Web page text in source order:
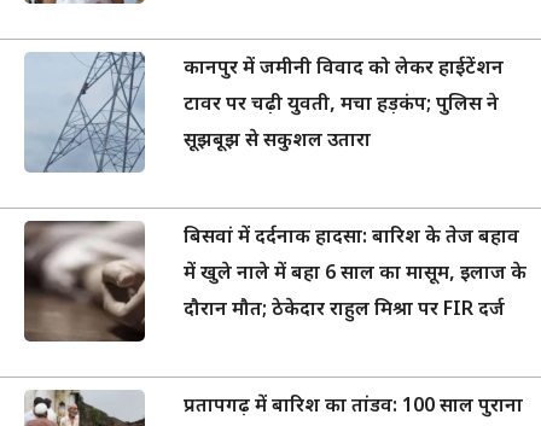
कानपुर में जमीनी विवाद को लेकर हाईटेंशन
टावर पर चढ़ी युवती, मचा हड़कंप; पुलिस ने
सूझबूझ से सकुशल उतारा
बिसवां में दर्दनाक हादसा: बारिश के तेज बहाव
में खुले नाले में बहा 6 साल का मासूम, इलाज के
दौरान मौत; ठेकेदार राहुल मिश्रा पर FIR दर्ज
प्रतापगढ़ में बारिश का तांडव: 100 साल पुराना